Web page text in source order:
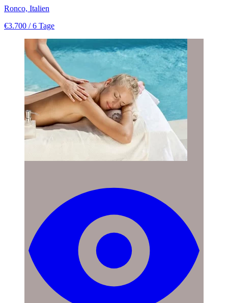
Ronco, Italien
€3.700 / 6 Tage